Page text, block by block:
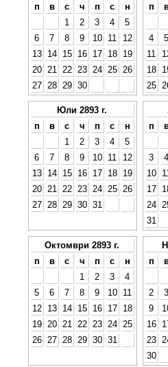
п
в с ч п с
н
1
2 3 4
5
6
7 8 9 10 11
12
13
14 15 16 17 18
19
20
21 22 23 24 25
26
27
28 29 30
п
4
5
11
18
25
Юли 2893 г.
п
в с ч п с
н
1
2 3 4
5
6
7 8 9 10 11
12
13
14 15 16 17 18
19
20
21 22 23 24 25
26
27
28 29 30 31
п
3
4
10
17
24
31
Октомври 2893 г.
п
в с ч п с
н
1
2 3
4
5
6 7 8 9 10
11
12
13 14 15 16 17
18
19
20 21 22 23 24
25
26
27 28 29 30 31
п
2
3
9
16
23
30